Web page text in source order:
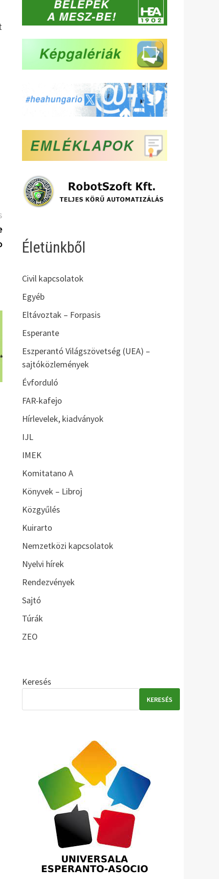
Következő
bejegyzés:
Életünkből
Civil kapcsolatok
Egyéb
Eltávoztak – Forpasis
Esperante
Eszperantó Világszövetség (UEA) –
sajtóközlemények
Évforduló
FAR-kafejo
Hírlevelek, kiadványok
IJL
IMEK
Komitatano A
Könyvek – Libroj
Közgyűlés
Kuirarto
Nemzetközi kapcsolatok
Nyelvi hírek
Rendezvények
Sajtó
Túrák
ZEO
Keresés
KERESÉS